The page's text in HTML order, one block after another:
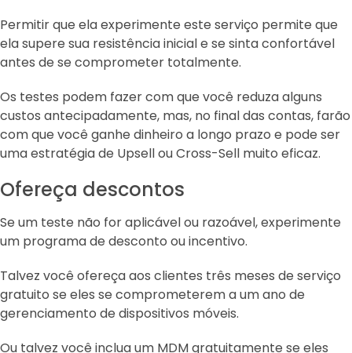
Permitir que ela experimente este serviço permite que
ela supere sua resistência inicial e se sinta confortável
antes de se comprometer totalmente.
Os testes podem fazer com que você reduza alguns
custos antecipadamente, mas, no final das contas, farão
com que você ganhe dinheiro a longo prazo e pode ser
uma estratégia de Upsell ou Cross-Sell muito eficaz.
Ofereça descontos
Se um teste não for aplicável ou razoável, experimente
um programa de desconto ou incentivo.
Talvez você ofereça aos clientes três meses de serviço
gratuito se eles se comprometerem a um ano de
gerenciamento de dispositivos móveis.
Ou talvez você inclua um MDM gratuitamente se eles